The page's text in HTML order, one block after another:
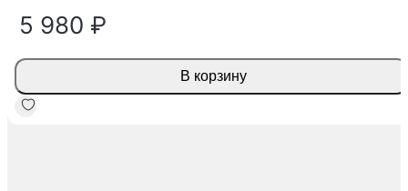
5 980 ₽
В корзину